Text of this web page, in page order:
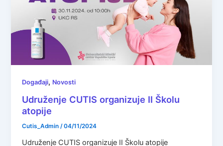
Događaji, Novosti
Udruženje CUTIS organizuje II Školu
atopije
Cutis_Admin/04/11/2024
Udruženje CUTIS organizuje II Školu atopije